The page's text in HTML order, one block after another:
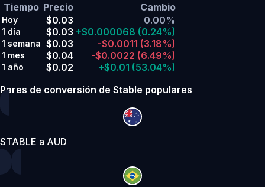
Tiempo Precio Cambio
Hoy $0.03 0.00%
1 día $0.03 +$0.000068 (0.24%)
1 semana $0.03 -$0.0011 (3.18%)
1 mes $0.04 -$0.0022 (6.49%)
1 año $0.02 +$0.01 (53.04%)
Pares de conversión de Stable populares
STABLE a AUD